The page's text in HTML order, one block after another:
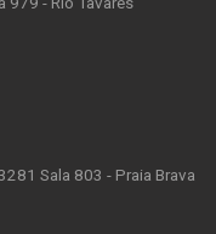
Sala 803 - Praia Brava